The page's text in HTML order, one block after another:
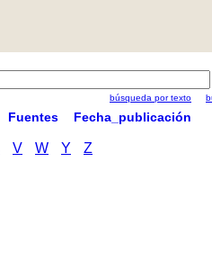
búsqueda por texto
Fuentes Fecha_publicación
V W Y
Z